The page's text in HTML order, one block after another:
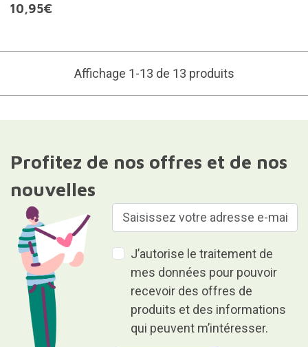
10,95€
Affichage 1-13 de 13 produits
Profitez de nos offres et de nos
nouvelles
J’autorise le traitement de
mes données pour pouvoir
recevoir des offres de
produits et des informations
qui peuvent m’intéresser.